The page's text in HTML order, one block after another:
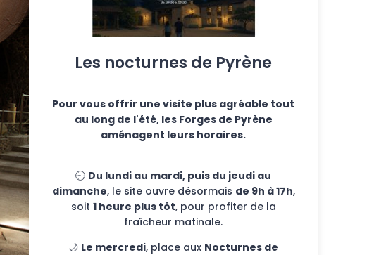
Les nocturnes de Pyrène
Pour vous offrir une visite plus agréable tout
au long de l'été, les Forges de Pyrène
aménagent leurs horaires.
🕘 Du lundi au mardi, puis du jeudi au
dimanche, le site ouvre désormais de 9h à 17h,
soit 1 heure plus tôt, pour profiter de la
fraîcheur matinale.
🌙 Le mercredi, place aux Nocturnes de